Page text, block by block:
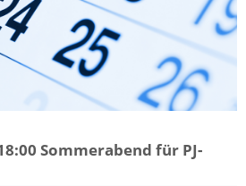
Sommerabend für PJ-